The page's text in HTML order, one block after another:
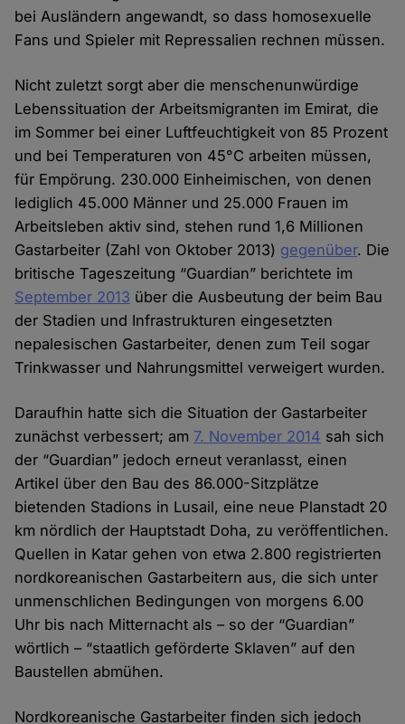
bei Ausländern angewandt, so dass homosexuelle
Fans und Spieler mit Repressalien rechnen müssen.
Nicht zuletzt sorgt aber die menschenunwürdige
Lebenssituation der Arbeitsmigranten im Emirat, die
im Sommer bei einer Luftfeuchtigkeit von 85 Prozent
und bei Temperaturen von 45°C arbeiten müssen,
für Empörung. 230.000 Einheimischen, von denen
lediglich 45.000 Männer und 25.000 Frauen im
Arbeitsleben aktiv sind, stehen rund 1,6 Millionen
Gastarbeiter (Zahl von Oktober 2013) gegenüber. Die
britische Tageszeitung “Guardian” berichtete im
September 2013 über die Ausbeutung der beim Bau
der Stadien und Infrastrukturen eingesetzten
nepalesischen Gastarbeiter, denen zum Teil sogar
Trinkwasser und Nahrungsmittel verweigert wurden.
Daraufhin hatte sich die Situation der Gastarbeiter
zunächst verbessert; am 7. November 2014 sah sich
der “Guardian” jedoch erneut veranlasst, einen
Artikel über den Bau des 86.000-Sitzplätze
bietenden Stadions in Lusail, eine neue Planstadt 20
km nördlich der Hauptstadt Doha, zu veröffentlichen.
Quellen in Katar gehen von etwa 2.800 registrierten
nordkoreanischen Gastarbeitern aus, die sich unter
unmenschlichen Bedingungen von morgens 6.00
Uhr bis nach Mitternacht als – so der “Guardian”
wörtlich – “staatlich geförderte Sklaven” auf den
Baustellen abmühen.
Nordkoreanische Gastarbeiter finden sich jedoch